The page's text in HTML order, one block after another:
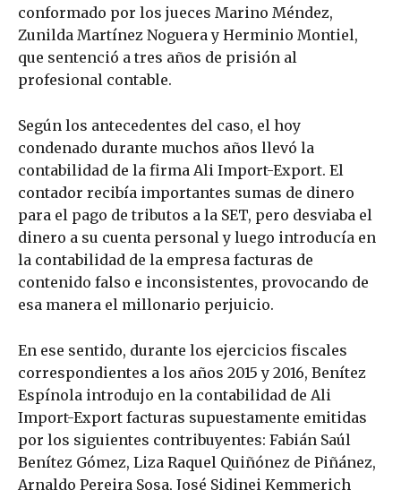
conformado por los jueces Marino Méndez,
Zunilda Martínez Noguera y Herminio Montiel,
que sentenció a tres años de prisión al
profesional contable.
Según los antecedentes del caso, el hoy
condenado durante muchos años llevó la
contabilidad de la firma Ali Import-Export. El
contador recibía importantes sumas de dinero
para el pago de tributos a la SET, pero desviaba el
dinero a su cuenta personal y luego introducía en
la contabilidad de la empresa facturas de
contenido falso e inconsistentes, provocando de
esa manera el millonario perjuicio.
En ese sentido, durante los ejercicios fiscales
correspondientes a los años 2015 y 2016, Benítez
Espínola introdujo en la contabilidad de Ali
Import-Export facturas supuestamente emitidas
por los siguientes contribuyentes: Fabián Saúl
Benítez Gómez, Liza Raquel Quiñónez de Piñánez,
Arnaldo Pereira Sosa, José Sidinei Kemmerich